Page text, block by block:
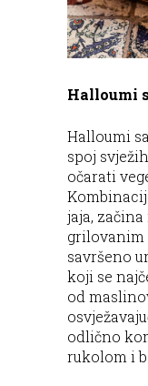
Halloumi
Halloumi
spoj
očarati
jaja,
grilovanim
savršeno
koji se
od
odlično
rukolom i